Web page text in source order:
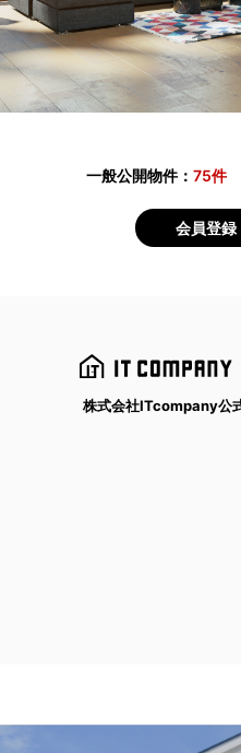
一般公開物件： 75件
会員登録
株式会社ITcompany公